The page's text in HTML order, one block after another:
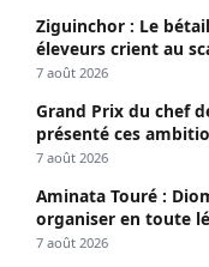
Ziguinchor : Le
éleveurs crient au
7 août 2026
Grand Prix du chef
présenté ces
7 août 2026
Aminata Touré :
organiser en toute
7 août 2026